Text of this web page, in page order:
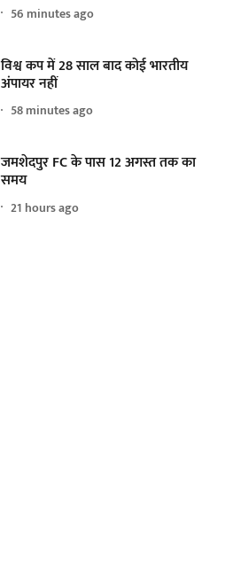
56 minutes ago
विश्व कप में 28 साल बाद कोई भारतीय
अंपायर नहीं
58 minutes ago
जमशेदपुर FC के पास 12 अगस्त तक का
समय
21 hours ago